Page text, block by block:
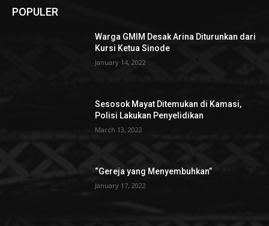
POPULER
Warga GMIM Desak Arina Diturunkan dari
Kursi Ketua Sinode
January 14, 2022
Sesosok Mayat Ditemukan di Kamasi,
Polisi Lakukan Penyelidikan
March 13, 2022
“Gereja yang Menyembuhkan”
January 17, 2022